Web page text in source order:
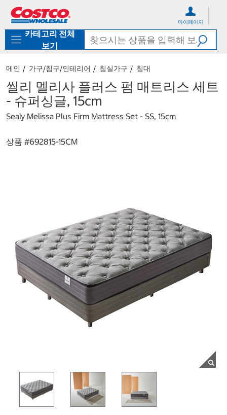
로
기
가
마이페이지
카테고리 전체
보기
메인 가구/침구/인테리어 침실가구 침대
씰리 멜리사 플러스 펌 매트리스 세트
- 슈퍼싱글, 15cm
Sealy Melissa Plus Firm Mattress Set - SS, 15cm
상품 #692815-15CM